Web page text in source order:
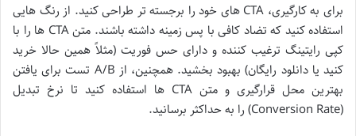
برای به کارگیری، CTA های خود را برجسته تر طراحی کنید. از رنگ هایی
استفاده کنید که تضاد کافی با پس زمینه داشته باشند. متن CTA ها را با
کپی رایتینگ ترغیب کننده و دارای حس فوریت (مثلاً همین حالا خرید
کنید یا دانلود رایگان) بهبود بخشید. همچنین، از A/B تست برای یافتن
بهترین محل قرارگیری و متن CTA ها استفاده کنید تا نرخ تبدیل
(Conversion Rate) را به حداکثر برسانید.